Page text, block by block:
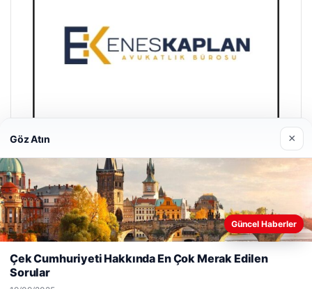
Enes Kaplan Avukatlık Bürosu
28/04/2026
Web sitemizi nasıl kullandığınızı daha iyi anlayabilmek,
kullanıyoruz.Çerez Politikamız
Göz Atın ×
Güncel Haberler
Çek Cumhuriyeti Hakkında En Çok Merak Edilen
Sorular